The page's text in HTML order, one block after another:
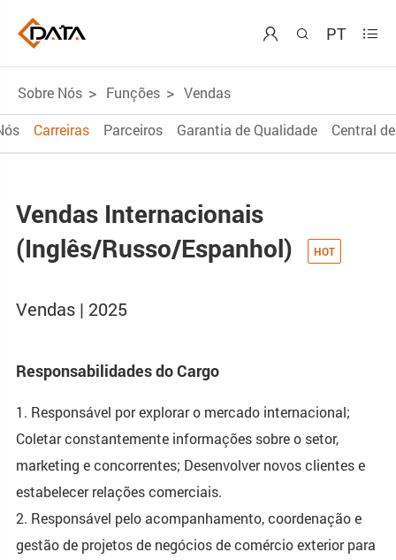
  PT 
Sobre Nós Funções
Vendas
Carreiras Parceiros Garantia de Qualidade Central
Vendas Internacionais
(Inglês/Russo/Espanhol)
Vendas | 2025
Responsabilidades do Cargo
1. Responsável por explorar o mercado internacional;
Coletar constantemente informações sobre o setor,
marketing e concorrentes; Desenvolver novos clientes e
estabelecer relações comerciais.
2. Responsável pelo acompanhamento, coordenação e
gestão de projetos de negócios de comércio exterior para